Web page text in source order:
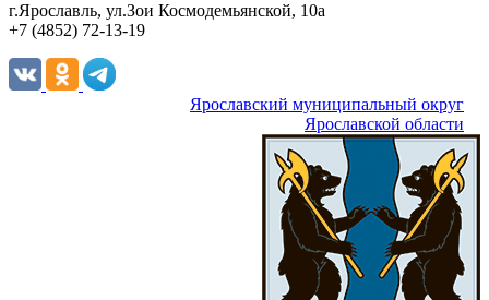
г.Ярославль, ул.Зои Космодемьянской, 10а
+7 (4852) 72-13-19
Ярославский муниципальный округ
Ярославской области